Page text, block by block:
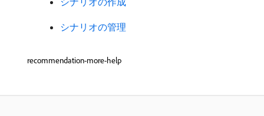
シナリオの管理
recommendation-more-help